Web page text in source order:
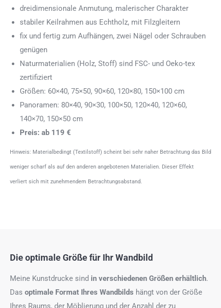
dreidimensionale Anmutung, malerischer Charakter
stabiler Keilrahmen aus Echtholz, mit Filzgleitern
fix und fertig zum Aufhängen, zwei Nägel oder Schrauben
genügen
Naturmaterialien (Holz, Stoff) sind FSC- und Oeko-tex
zertifiziert
Größen: 60×40, 75×50, 90×60, 120×80, 150×100 cm
Panoramen: 80×40, 90×30, 100×50, 120×40, 120×60,
140×70, 150×50 cm
Preis: ab 119 €
Hinweis: Materialbedingt (Textilstoff) scheint bei sehr naher Betrachtung das Bild
weniger scharf als auf den anderen angebotenen Materialien. Dieser Effekt
verliert sich mit zunehmendem Betrachtungsabstand.
Die optimale Größe für Ihr Wandbild
Meine Kunstdrucke sind in verschiedenen Größen erhältlich.
Das optimale Format Ihres Wandbilds hängt von der Größe
Ihres Raums, der Möblierung und der Anzahl der zu